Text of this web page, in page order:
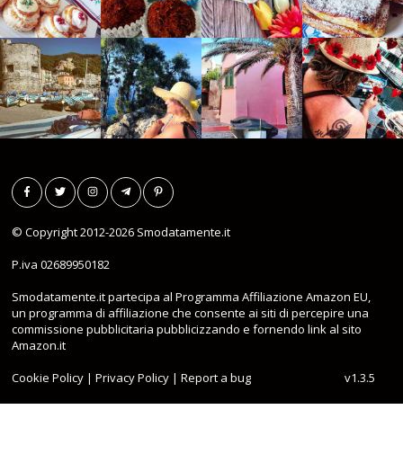
© Copyright 2012-2026 Smodatamente.it
P.iva 02689950182
Smodatamente.it partecipa al Programma Affiliazione Amazon EU,
un programma di affiliazione che consente ai siti di percepire una
commissione pubblicitaria pubblicizzando e fornendo link al sito
Amazon.it
Cookie Policy |Privacy Policy |Report a bug v1.3.5